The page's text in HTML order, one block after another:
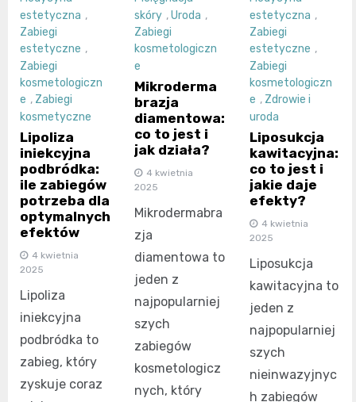
estetyczna ,
Zabiegi
estetyczne ,
Zabiegi
kosmetologiczn
e , Zabiegi
kosmetyczne
Lipoliza
iniekcyjna
podbródka:
ile zabiegów
potrzeba dla
optymalnych
efektów
4 kwietnia
2025
Lipoliza
iniekcyjna
podbródka to
zabieg, który
zyskuje coraz
skóry ,Uroda ,
Zabiegi
kosmetologiczn
e
Mikroderma
brazja
diamentowa:
co to jest i
jak działa?
4 kwietnia
2025
Mikrodermabra
zja
diamentowa to
jeden z
najpopularniej
szych
zabiegów
kosmetologicz
nych, który
estetyczna ,
Zabiegi
estetyczne ,
Zabiegi
kosmetologiczn
e , Zdrowie i
uroda
Liposukcja
kawitacyjna:
co to jest i
jakie daje
efekty?
4 kwietnia
2025
Liposukcja
kawitacyjna to
jeden z
najpopularniej
szych
nieinwazyjnyc
h zabiegów